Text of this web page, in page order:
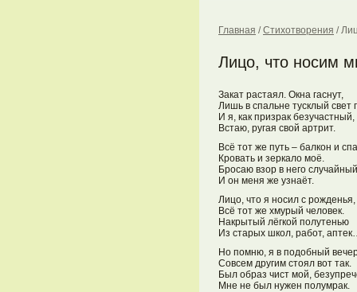
Главная /Стихотворения /
Лицо, что носим
Закат растаял. Окна гаснут,
Лишь в спальне тусклый свет
И я, как призрак безучастный,
Встаю, ругая свой артрит.
Всё тот же путь – балкон и
Кровать и зеркало моё.
Бросаю взор в него
И он меня же узнаёт.
Лицо, что я носил с рожденья,
Всё тот же хмурый человек.
Накрытый лёгкой полутенью
Из старых школ, работ,
Но помню, я в подобный
Совсем другим стоял вот так.
Был образ чист мой,
Мне не был нужен полумрак.